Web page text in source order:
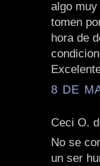
algo
tomen
hora de
8 DE
Ceci O.
No se
un ser